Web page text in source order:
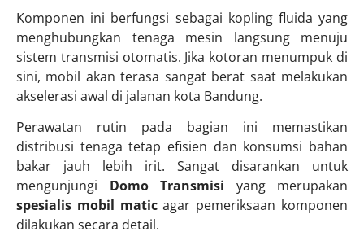
Komponen ini berfungsi sebagai kopling fluida yang
menghubungkan tenaga mesin langsung menuju
sistem transmisi otomatis. Jika kotoran menumpuk di
sini, mobil akan terasa sangat berat saat melakukan
akselerasi awal di jalanan kota Bandung.
Perawatan rutin pada bagian ini memastikan
distribusi tenaga tetap efisien dan konsumsi bahan
bakar jauh lebih irit. Sangat disarankan untuk
mengunjungi Domo Transmisi yang merupakan
spesialis mobil maticagar pemeriksaan komponen
dilakukan secara detail.